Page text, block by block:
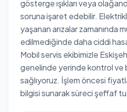
gösterge ışıkları veya
soruna işaret edebilir.
yaşanan arızalar zamanında
edilmediğinde daha ciddi
Mobil servis ekibimizle
genelinde yerinde kontrol ve
sağlıyoruz. İşlem öncesi
bilgisi sunarak süreci şeffaf